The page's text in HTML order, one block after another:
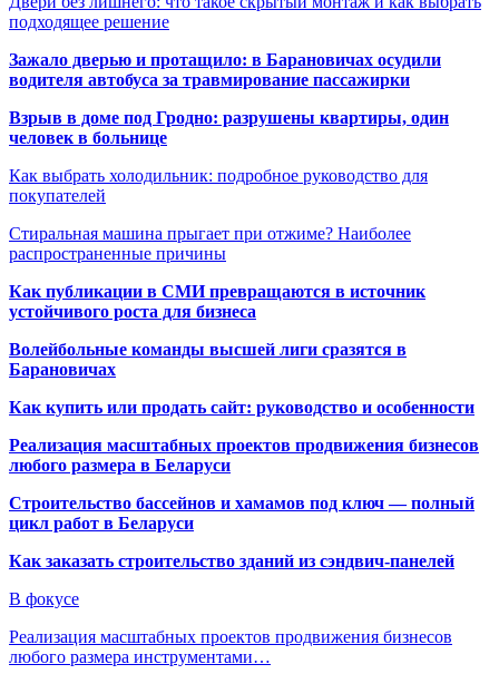
подходящее решение
Зажало дверью и протащило: в Барановичах осудили
водителя автобуса за травмирование пассажирки
Взрыв в доме под Гродно: разрушены квартиры, один
человек в больнице
Как выбрать холодильник: подробное руководство для
покупателей
Стиральная машина прыгает при отжиме? Наиболее
распространенные причины
Как публикации в СМИ превращаются в источник
устойчивого роста для бизнеса
Волейбольные команды высшей лиги сразятся в
Барановичах
Как купить или продать сайт: руководство и особенности
Реализация масштабных проектов продвижения бизнесов
любого размера в Беларуси
Строительство бассейнов и хамамов под ключ — полный
цикл работ в Беларуси
Как заказать строительство зданий из сэндвич-панелей
В фокусе
Реализация масштабных проектов продвижения бизнесов
любого размера инструментами…